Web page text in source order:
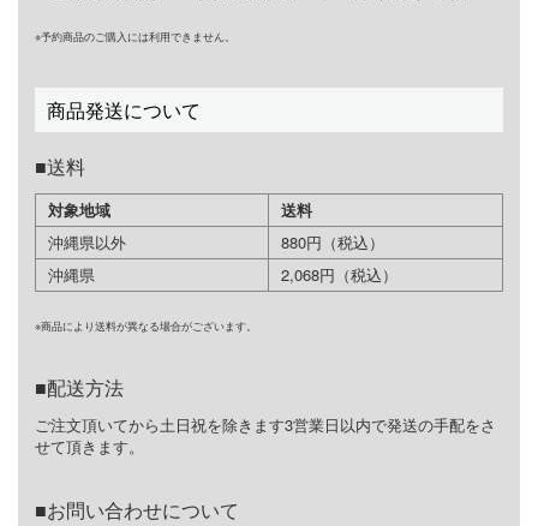
※予約商品のご購入には利用できません。
商品発送について
送料
対象地域
送料
沖縄県以外
880円（税込）
沖縄県
2,068円（税込）
※商品により送料が異なる場合がございます。
配送方法
ご注文頂いてから土日祝を除きます3営業日以内で発送の手配をさ
せて頂きます。
お問い合わせについて